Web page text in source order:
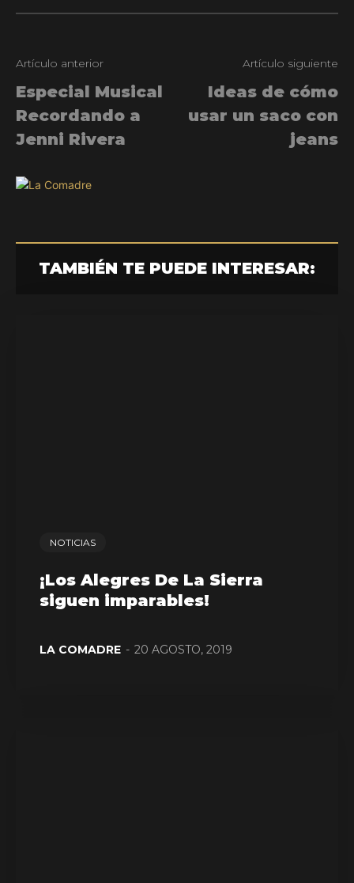
Artículo anterior
Especial Musical
Recordando a
Jenni Rivera
Artículo siguiente
Ideas de cómo
usar un saco con
jeans
TAMBIÉN TE PUEDE INTERESAR:
NOTICIAS
¡Los Alegres De La Sierra
siguen imparables!
LA COMADRE - 20 AGOSTO, 2019